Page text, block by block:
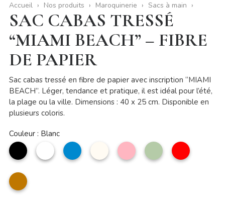
Accueil Nos produits Maroquinerie Sacs à main
SAC CABAS TRESSÉ
“MIAMI BEACH” – FIBRE
DE PAPIER
Sac cabas tressé en fibre de papier avec inscription “MIAMI
BEACH”. Léger, tendance et pratique, il est idéal pour l’été,
la plage ou la ville. Dimensions : 40 x 25 cm. Disponible en
plusieurs coloris.
Couleur : Blanc
noir Blanc
bleu
jean
Beige
Rose
clair
Vert
amande
Rouge
camel